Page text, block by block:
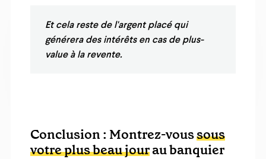
Et cela reste de l'argent placé qui
générera des intérêts en cas de plus-
value à la revente.
Conclusion : Montrez-voussous
votre plus beau jourau banquier